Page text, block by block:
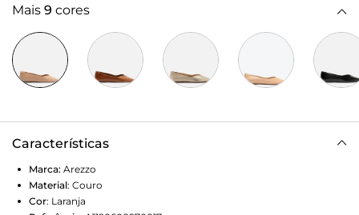
Mais 9 cores
Características
Marca: Arezzo
Material: Couro
Cor: Laranja